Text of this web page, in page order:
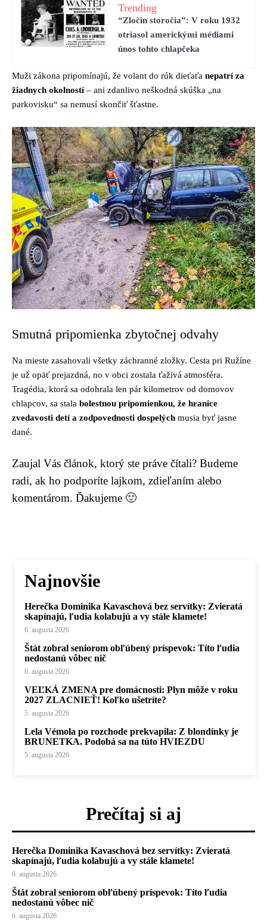
Trending
“Zločin storočia”: V roku 1932
otriasol americkými médiami
únos tohto chlapčeka
Muži zákona pripomínajú, že volant do rúk dieťaťa nepatrí za
žiadnych okolností– ani zdanlivo neškodná skúška „na
parkovisku“ sa nemusí skončiť šťastne.
Smutná pripomienka zbytočnej odvahy
Na mieste zasahovali všetky záchranné zložky. Cesta pri Ružíne
je už opäť prejazdná, no v obci zostala ťaživá atmosféra.
Tragédia, ktorá sa odohrala len pár kilometrov od domovov
chlapcov, sa stala bolestnou pripomienkou, že hranice
zvedavosti detí a zodpovednosti dospelých musia byť jasne
dané.
Zaujal Vás článok, ktorý ste práve čítali? Budeme
radi, ak ho podporíte lajkom, zdieľaním alebo
komentárom. Ďakujeme 🙂
Najnovšie
Herečka Dominika Kavaschová bez servítky: Zvieratá
skapínajú, ľudia kolabujú a vy stále klamete!
6. augusta 2026
Štát zobral seniorom obľúbený príspevok: Títo ľudia
nedostanú vôbec nič
6. augusta 2026
VEĽKÁ ZMENA pre domácnosti: Plyn môže v roku
2027 ZLACNIEŤ! Koľko ušetríte?
5. augusta 2026
Lela Vémola po rozchode prekvapila: Z blondínky je
BRUNETKA. Podobá sa na túto HVIEZDU
5. augusta 2026
Prečítaj si aj
Herečka Dominika Kavaschová bez servítky: Zvieratá
skapínajú, ľudia kolabujú a vy stále klamete!
6. augusta 2026
Štát zobral seniorom obľúbený príspevok: Títo ľudia
nedostanú vôbec nič
6. augusta 2026